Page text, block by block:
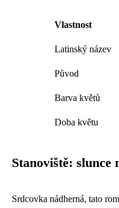
Vlastnost
Latinský název
Původ
Barva květů
Doba květu
Stanoviště: slunce
Srdcovka nádherná, tato